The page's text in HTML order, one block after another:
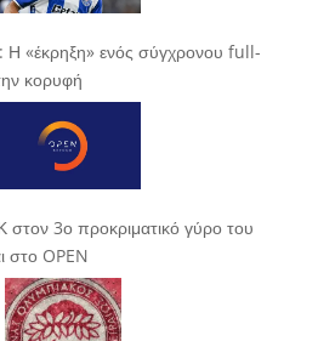
«έκρηξη» ενός σύγχρονου full-
κορυφή
3ο προκριματικό γύρο του
στο OPEN